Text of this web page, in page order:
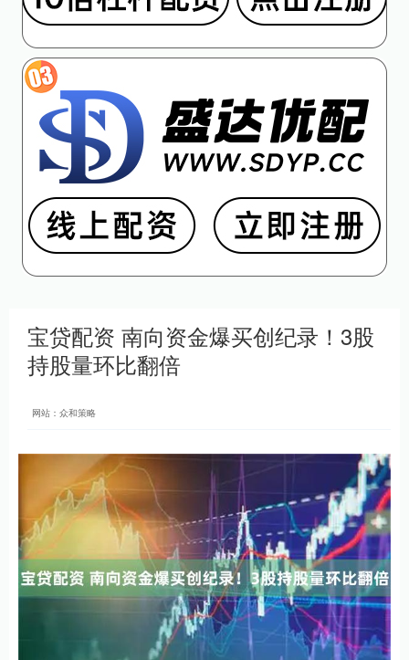
宝贷配资 南向资金爆买创纪录！3股
持股量环比翻倍
网站：众和策略